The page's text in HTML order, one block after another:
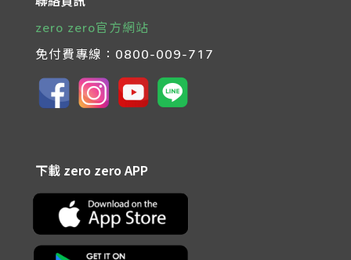
zero zero官方網站
免付費專線： 0800-009-717
下載 zero zero APP